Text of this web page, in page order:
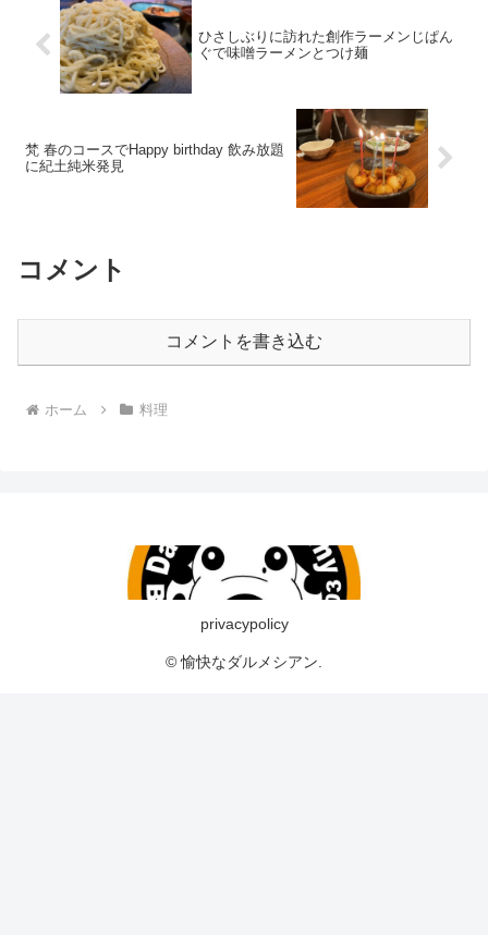
ひさしぶりに訪れた創作ラーメンじぱん
ぐで味噌ラーメンとつけ麺
梵 春のコースでHappy birthday 飲み放題
に紀土純米発見
コメント
コメントを書き込む
ホーム 料理
privacypolicy
© 愉快なダルメシアン.